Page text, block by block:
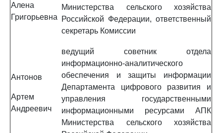
Алена
Григорьевна
Министерства сельского хозяйства
Российской Федерации, ответственный
секретарь Комиссии
Антонов
Артем
Андреевич
ведущий советник отдела
информационно-аналитического
обеспечения и защиты информации
Департамента цифрового развития и
управления государственными
информационными ресурсами АПК
Министерства сельского хозяйства